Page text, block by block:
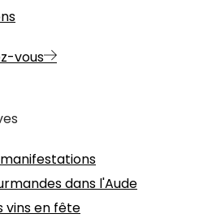
vous
dans l'Aude
vins en fête